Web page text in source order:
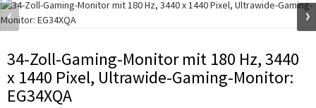
34-Zoll-Gaming-Monitor mit 180 Hz, 3440
x 1440 Pixel, Ultrawide-Gaming-Monitor:
EG34XQA